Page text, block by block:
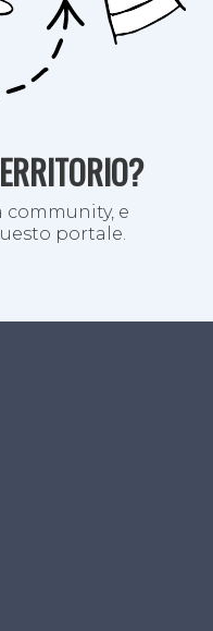
natura e cercano
cercando di
piccola.
community, e
portale.